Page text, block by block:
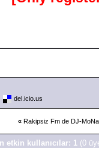
del.icio.us
« Rakipsiz Fm de DJ-
etkin kullanıcılar: 1 (0